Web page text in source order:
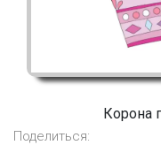
Корона
Поделиться: